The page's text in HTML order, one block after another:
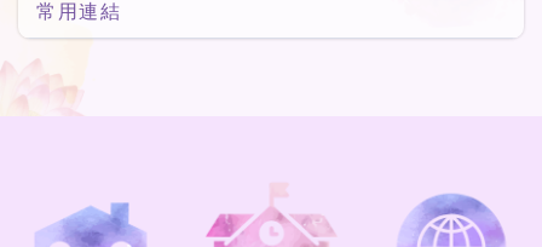
常用連結